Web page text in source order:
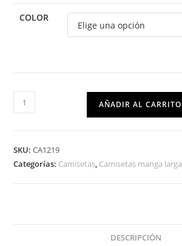
COLOR
AÑADIR AL CARRITO
SKU:CA1219
Categorías: Camisetas, Camisetas manga larga
DESCRIPCIÓN